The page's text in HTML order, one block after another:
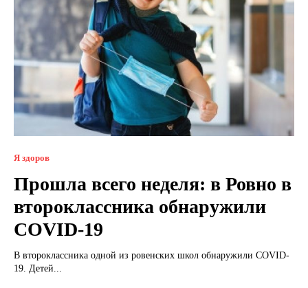
Я здоров
Прошла всего неделя: в Ровно в
второклассника обнаружили
COVID-19
В второклассника одной из ровенских школ обнаружили COVID-
19. Детей...